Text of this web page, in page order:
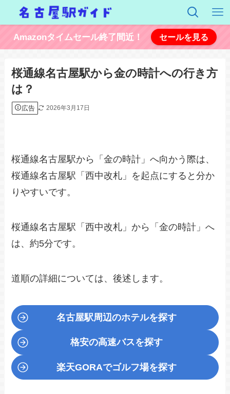
Amazonタイムセール終了間近！ セールを見る
桜通線名古屋駅から金の時計への行き方
は？
広告 2026年3月17日
桜通線名古屋駅から「金の時計」へ向かう際は、
桜通線名古屋駅「西中改札」を起点にすると分か
りやすいです。
桜通線名古屋駅「西中改札」から「金の時計」へ
は、約5分です。
道順の詳細については、後述します。
名古屋駅周辺のホテルを探す
格安の高速バスを探す
楽天GORAでゴルフ場を探す